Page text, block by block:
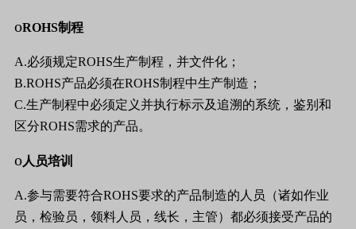
oROHS制程
A.必须规定ROHS生产制程，并文件化；
B.ROHS产品必须在ROHS制程中生产制造；
C.生产制程中必须定义并执行标示及追溯的系统，鉴别和
区分ROHS需求的产品。
o人员培训
A.参与需要符合ROHS要求的产品制造的人员（诸如作业
员，检验员，领料人员，线长，主管）都必须接受产品的